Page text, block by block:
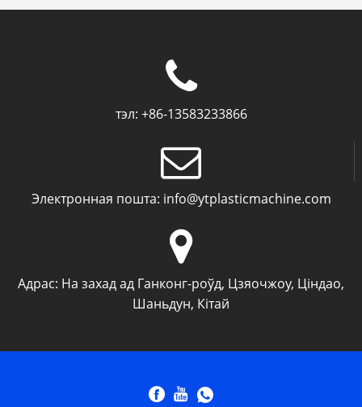
тэл: +86-13583233866
Электронная пошта: info@ytplasticmachine.com
Адрас: На захад ад Ганконг-роўд, Цзяочжоу, Ціндао,
Шаньдун, Кітай